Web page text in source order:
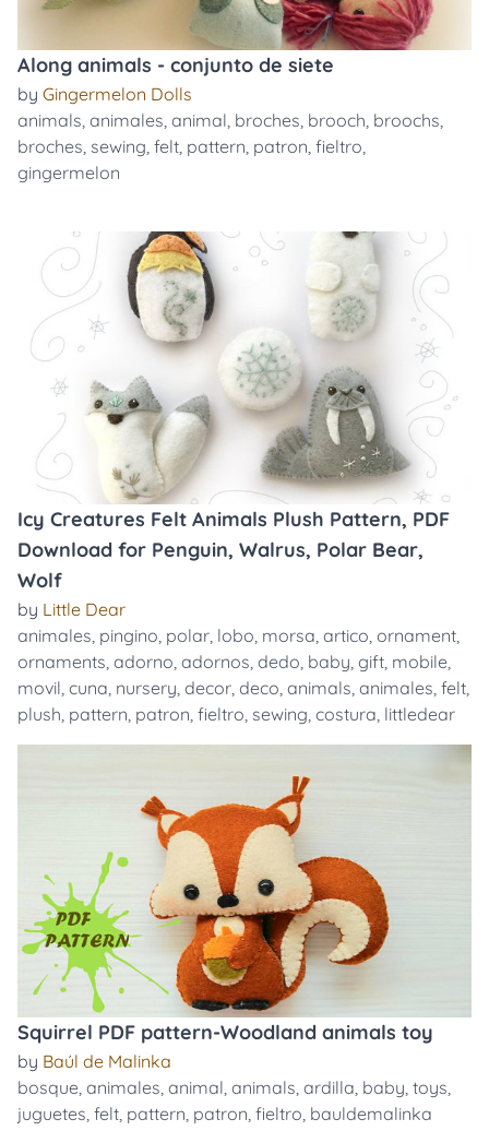
Along animals - conjunto de siete
by Gingermelon Dolls
animals, animales, animal, broches, brooch, broochs,
broches, sewing, felt, pattern, patron, fieltro,
gingermelon
Icy Creatures Felt Animals Plush Pattern, PDF
Download for Penguin, Walrus, Polar Bear,
Wolf
by Little Dear
animales, pingino, polar, lobo, morsa, artico, ornament,
ornaments, adorno, adornos, dedo, baby, gift, mobile,
movil, cuna, nursery, decor, deco, animals, animales, felt,
plush, pattern, patron, fieltro, sewing, costura, littledear
Squirrel PDF pattern-Woodland animals toy
by Baúl de Malinka
bosque, animales, animal, animals, ardilla, baby, toys,
juguetes, felt, pattern, patron, fieltro, bauldemalinka